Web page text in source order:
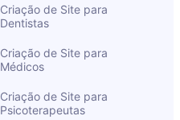
Criação de Site para
Dentistas
Criação de Site para
Médicos
Criação de Site para
Psicoterapeutas